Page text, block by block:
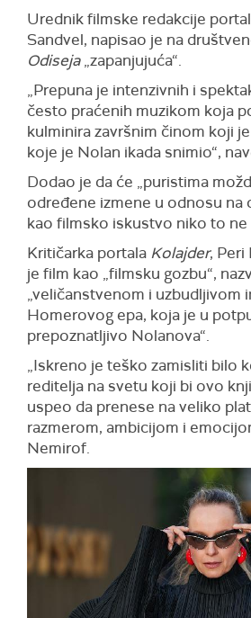
Urednik filmske redakcije
Sandvel, napisao je na
Odiseja„zapanjujuća“.
„Prepuna je intenzivnih i
često praćenih muzikom koja
kulminira završnim činom koji
koje je Nolan ikada snimio“,
Dodao je da će „puristima
određene izmene u odnosu na
kao filmsko iskustvo niko to ne
Kritičarka portala Kolajder, Peri
je film kao „filmsku gozbu“,
„veličanstvenom i uzbudljivom
Homerovog epa, koja je u
prepoznatljivo Nolanova“.
„Iskreno je teško zamisliti bilo
reditelja na svetu koji bi ovo
uspeo da prenese na veliko
razmerom, ambicijom i
Nemirof.